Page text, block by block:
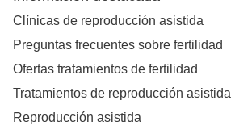
Clínicas de reproducción asistida
Preguntas frecuentes sobre fertilidad
Ofertas tratamientos de fertilidad
Tratamientos de reproducción asistida
Reproducción asistida